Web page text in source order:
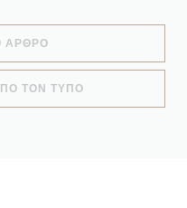
ΆΡΘΡΟ
ΤΟΝ ΤΎΠΟ((ΑΝΟΊΓΕΙ ΣΕ